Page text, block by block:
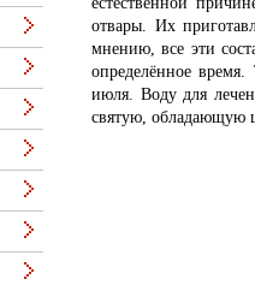
отвары. Их
мнению, все эти
определённое
июля. Воду для
святую, обладающую